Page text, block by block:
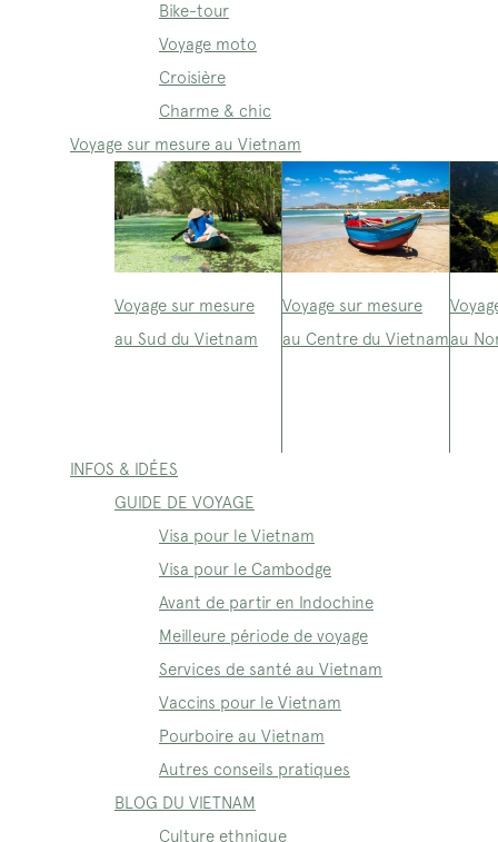
Bike-tour
Voyage moto
Croisière
Charme & chic
Voyage sur mesure au Vietnam
Voyage sur mesure
au Sud du Vietnam
Voyage sur mesure
au Centre du Vietnamau
INFOS & IDÉES
GUIDE DE VOYAGE
Visa pour le Vietnam
Visa pour le Cambodge
Avant de partir en Indochine
Meilleure période de voyage
Services de santé au Vietnam
Vaccins pour le Vietnam
Pourboire au Vietnam
Autres conseils pratiques
BLOG DU VIETNAM
Culture ethnique